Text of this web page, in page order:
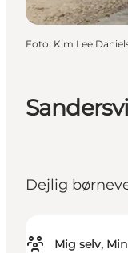
Dejlig
Mig selv,
Foto: Kim Lee